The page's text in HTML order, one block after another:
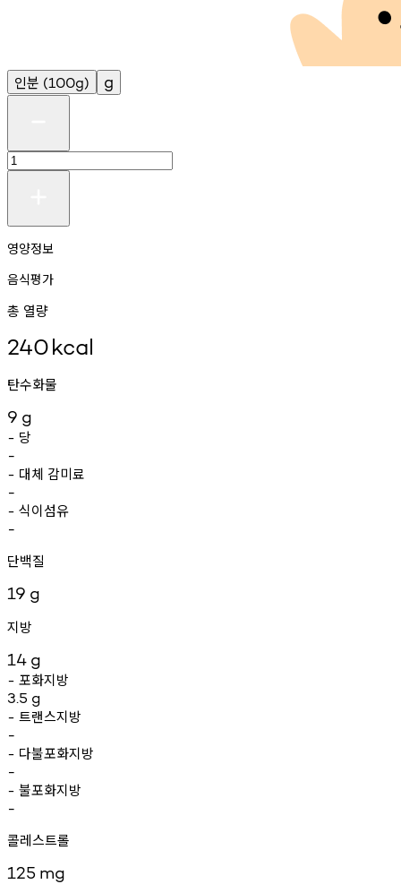
인분 (100g) g
영양정보
음식평가
총 열량
240kcal
탄수화물
9 g
- 당
-
- 대체 감미료
-
- 식이섬유
-
단백질
19 g
지방
14 g
- 포화지방
3.5 g
- 트랜스지방
-
- 다불포화지방
-
- 불포화지방
-
콜레스트롤
125 mg